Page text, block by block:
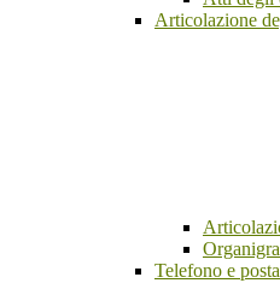
Articolazione
Telefono e